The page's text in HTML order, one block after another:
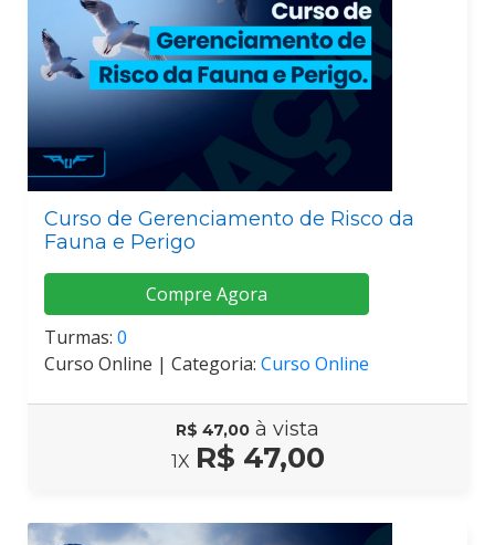
Curso de Gerenciamento de Risco da
Fauna e Perigo
Compre Agora
Turmas: 0
Curso Online | Categoria: Curso Online
R$ 47,00 à vista
1X R$ 47,00